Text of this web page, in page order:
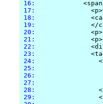
16:
17:
18:
19:
20:
21:
22:
23:
24:
25:
26:
27:
28:
29:
</